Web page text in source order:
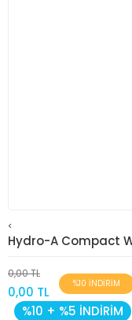
<
Hydro-A Compact
0,00 TL
0,00 TL
%10 İNDİRİM
%10 + %5 İNDİRİM